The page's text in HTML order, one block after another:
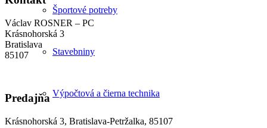
Športové potreby
Stavebniny
Výpočtová a čierna technika
Václav ROSNER – PC
Krásnohorská 3
Bratislava
85107
Predajňa
Krásnohorská 3, Bratislava-Petržalka, 85107